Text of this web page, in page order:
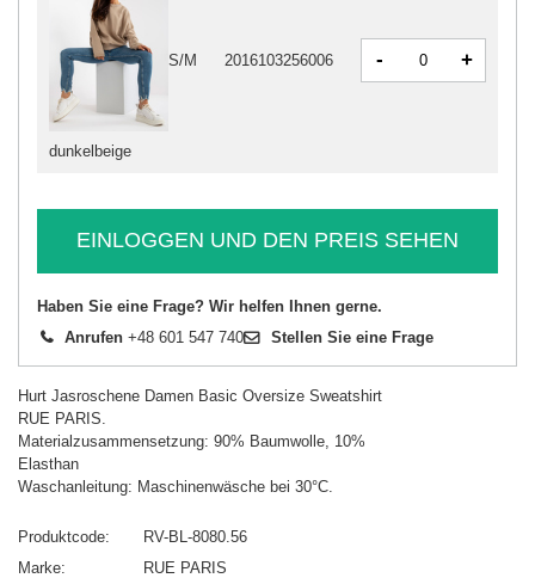
dunkelbeige
S/M 2016103256006 - +
EINLOGGEN UND DEN PREIS SEHEN
Haben Sie eine Frage? Wir helfen Ihnen gerne.
Anrufen +48 601 547 740 Stellen Sie eine Frage
Hurt Jasroschene Damen Basic Oversize Sweatshirt
RUE PARIS.
Materialzusammensetzung: 90% Baumwolle, 10%
Elasthan
Waschanleitung: Maschinenwäsche bei 30°C.
Produktcode
RV-BL-8080.56
Marke
RUE PARIS